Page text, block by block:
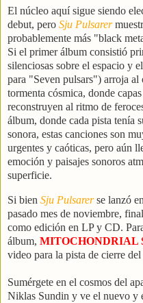
El núcleo aquí sigue siendo
debut, pero Sju Pulsarer
probablemente más "black
Si el primer álbum consistió
silenciosas sobre el espacio y
para "Seven pulsars") arroja
tormenta cósmica, donde
reconstruyen al ritmo de
álbum, donde cada pista tenía
sonora, estas canciones son
urgentes y caóticas, pero aún
emoción y paisajes sonoros
superficie.
Si bien Sju Pulsarerse lanzó
pasado mes de noviembre,
como edición en LP y CD.
álbum, MITOCHONDRIAL
video para la pista de cierre
Sumérgete en el cosmos del
Niklas Sundin y ve el nuevo y